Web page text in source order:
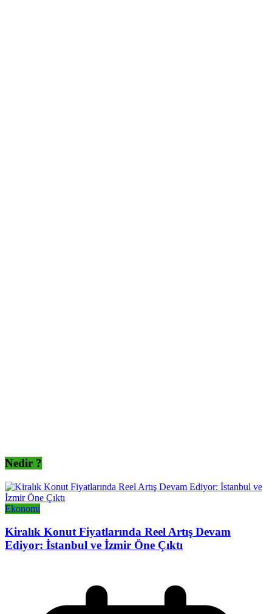
Nedir ?
Ekonomi
Kiralık Konut Fiyatlarında Reel Artış Devam
Ediyor: İstanbul ve İzmir Öne Çıktı